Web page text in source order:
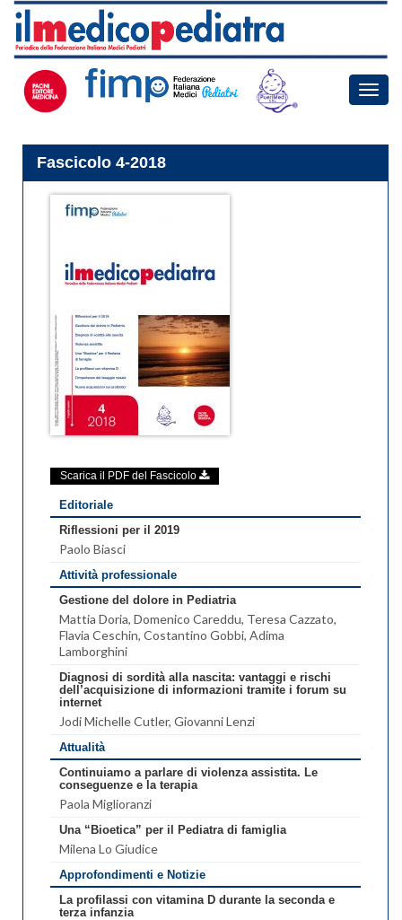
Toggle
Fascicolo 4-2018
Scarica il PDF del Fascicolo
Editoriale
Riflessioni per il 2019
Paolo Biasci
Attività professionale
Gestione del dolore in Pediatria
Mattia Doria, Domenico Careddu, Teresa Cazzato,
Flavia Ceschin, Costantino Gobbi, Adima
Lamborghini
Diagnosi di sordità alla nascita: vantaggi e rischi
dell’acquisizione di informazioni tramite i forum su
internet
Jodi Michelle Cutler, Giovanni Lenzi
Attualità
Continuiamo a parlare di violenza assistita. Le
conseguenze e la terapia
Paola Miglioranzi
Una “Bioetica” per il Pediatra di famiglia
Milena Lo Giudice
Approfondimenti e Notizie
La profilassi con vitamina D durante la seconda e
terza infanzia